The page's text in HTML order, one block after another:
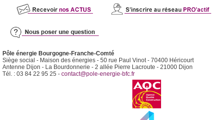
Pôle énergie Bourgogne-Franche-Comté
Siège social - Maison des énergies - 50 rue Paul Vinot - 70400 Héricourt
Antenne Dijon - La Bourdonnerie - 2 allée Pierre Lacroute - 21000 Dijon
Tél. : 03 84 22 95 25 - contact@pole-energie-bfc.fr